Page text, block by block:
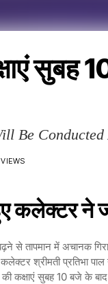
सुबह
Be
कलेक्टर ने
तापमान में अचानक
श्रीमती प्रतिभा
सुबह 10 बजे के बाद